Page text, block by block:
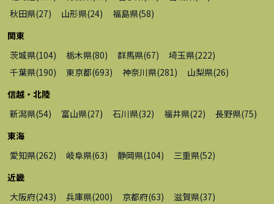
秋田県(27) 山形県(24) 福島県(58)
関東
茨城県(104) 栃木県(80) 群馬県(67) 埼玉県(222)
千葉県(190) 東京都(693) 神奈川県(281) 山梨県(26)
信越・北陸
新潟県(54) 富山県(27) 石川県(32) 福井県(22) 長野県(75)
東海
愛知県(262) 岐阜県(63) 静岡県(104) 三重県(52)
近畿
大阪府(243) 兵庫県(200) 京都府(63) 滋賀県(37)